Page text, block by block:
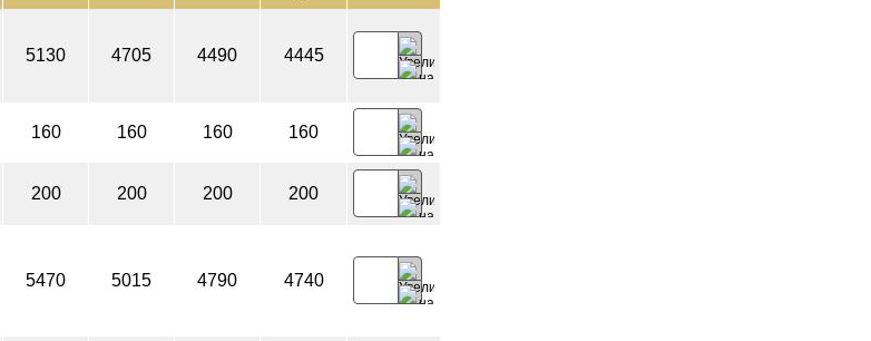
5130 4705 4490 4445
160 160 160 160
200 200 200 200
5470 5015 4790 4740